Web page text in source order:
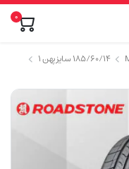
0
۱۸۵/۶۰/۱۴ سایز پهن ۱